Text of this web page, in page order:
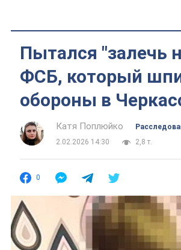
Пытался "залечь
ФСБ, который
обороны в
Катя Поплюйко
2.02.2026 14:30
2,8 т.
0